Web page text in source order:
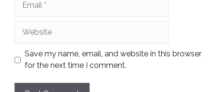
Save my name, email, and website in this browser
for the next time I comment.